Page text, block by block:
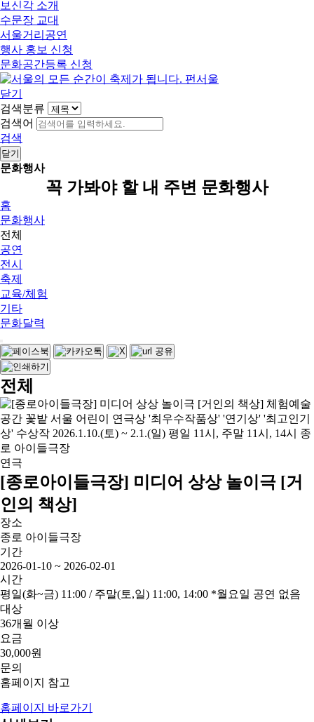
보신각 소개
수문장 교대
서울거리공연
행사 홍보 신청
문화공간등록 신청
닫기
검색분류
검색어
검색
닫기
문화행사
꼭 가봐야 할 내 주변 문화행사
홈
문화행사
전체
공연
전시
축제
교육/체험
기타
문화달력
전체
연극
[종로아이들극장] 미디어 상상 놀이극 [거
인의 책상]
장소
종로 아이들극장
기간
2026-01-10 ~ 2026-02-01
시간
평일(화~금) 11:00 / 주말(토,일) 11:00, 14:00 *월요일 공연 없음
대상
36개월 이상
요금
30,000원
문의
홈페이지 참고
홈페이지 바로가기